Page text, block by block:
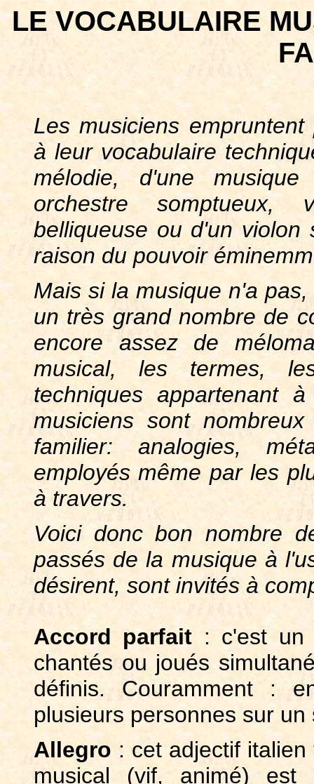
LE VOCABULAIRE
Les musiciens
à leur vocabulaire
mélodie, d'une
orchestre somptueux,
belliqueuse ou d'un violon
raison du pouvoir
Mais si la musique n'a
un très grand nombre de
encore assez de
musical, les termes,
techniques appartenant
musiciens sont
familier: analogies,
employés même par les
à travers.
Voici donc bon nombre
passés de la musique à
désirent, sont invités à
Accord parfait : c'est un
chantés ou joués
définis. Couramment :
plusieurs personnes sur un
Allegro : cet adjectif
musical (vif, animé) est